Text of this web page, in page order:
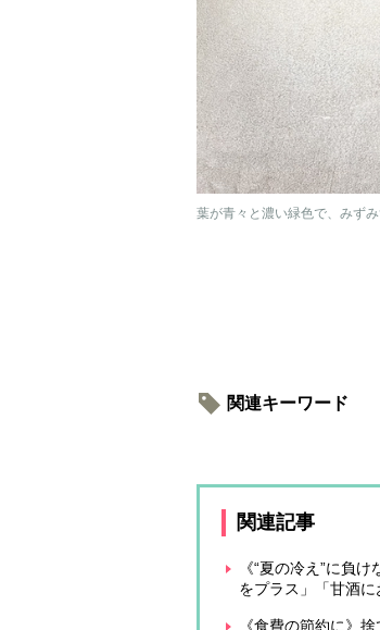
葉が青々と濃い緑色で、みず
関連キーワード
関連記事
《“夏の冷え”に負
をプラス」「甘酒に
《食費の節約に》